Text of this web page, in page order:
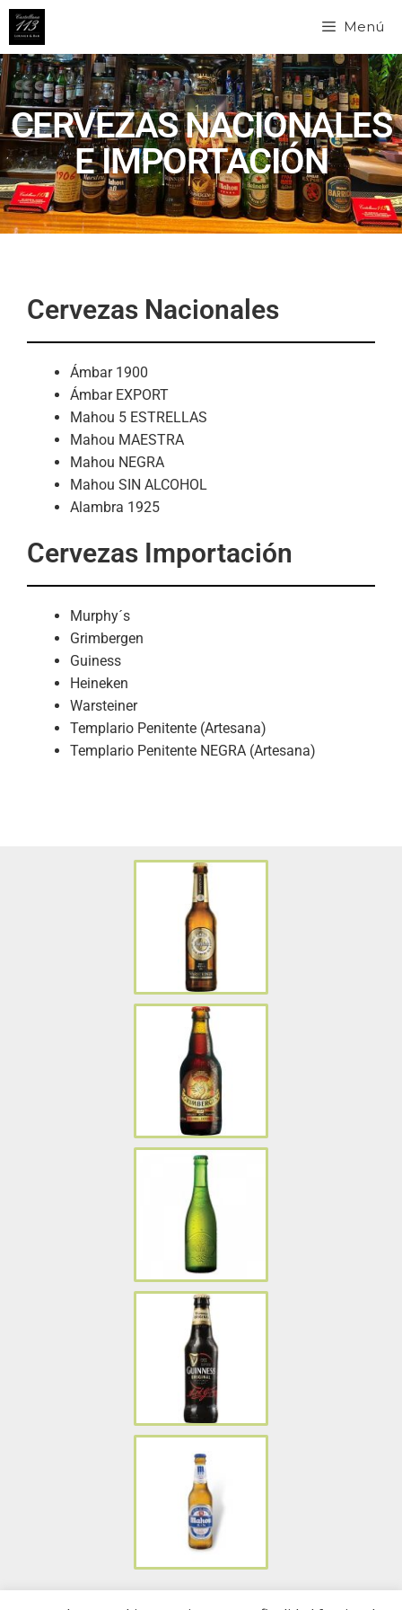
Menú
CERVEZAS NACIONALES
E IMPORTACIÓN
Cervezas Nacionales
Ámbar 1900
Ámbar EXPORT
Mahou 5 ESTRELLAS
Mahou MAESTRA
Mahou NEGRA
Mahou SIN ALCOHOL
Alambra 1925
Cervezas Importación
Murphy´s
Grimbergen
Guiness
Heineken
Warsteiner
Templario Penitente (Artesana)
Templario Penitente NEGRA (Artesana)